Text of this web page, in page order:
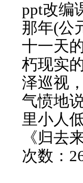
ppt改编
那年(公
十一天
朽现实
泽巡视
气愤地
里小人
《归去
次数：